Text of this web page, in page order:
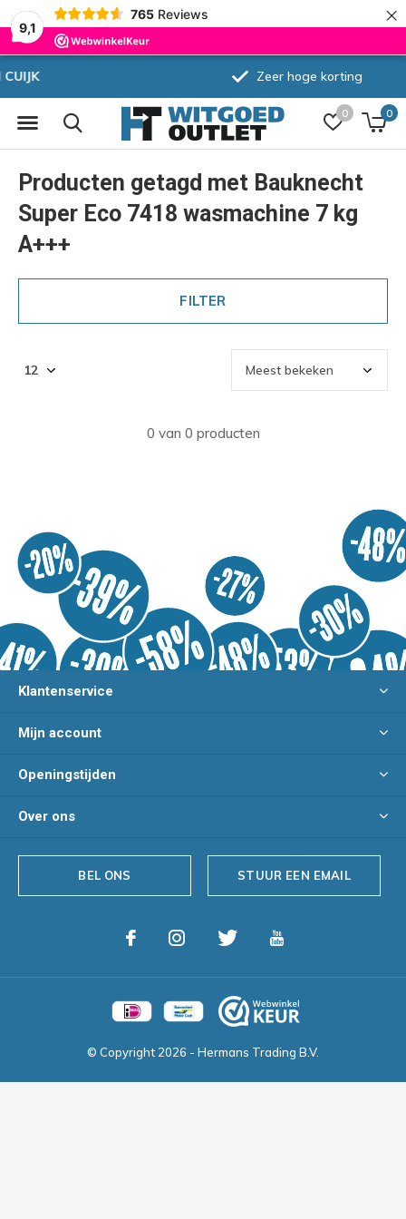
9,1
765 Reviews ×
0 0
Zeer hoge korting
Producten getagd met Bauknecht
Super Eco 7418 wasmachine 7 kg
A+++
FILTER
0 van 0 producten
Klantenservice
Mijn account
Openingstijden
Over ons
BEL ONS STUUR EEN EMAIL
© Copyright 2026 - Hermans Trading B.V.